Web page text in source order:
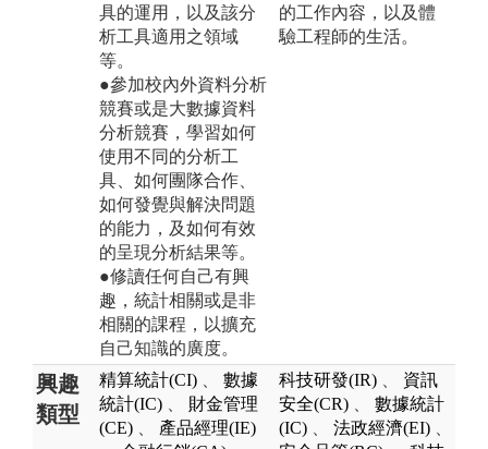
具的運用，以及該分
析工具適用之領域
等。
●參加校內外資料分析
競賽或是大數據資料
分析競賽，學習如何
使用不同的分析工
具、如何團隊合作、
如何發覺與解決問題
的能力，及如何有效
的呈現分析結果等。
●修讀任何自己有興
趣，統計相關或是非
相關的課程，以擴充
自己知識的廣度。
的工作內容，以及體
驗工程師的生活。
興趣
類型
精算統計(CI)
數據
統計(IC)
財金管理
(CE)
產品經理(IE)
科技研發(IR)
資訊
安全(CR)
數據統計
(IC)
法政經濟(EI)